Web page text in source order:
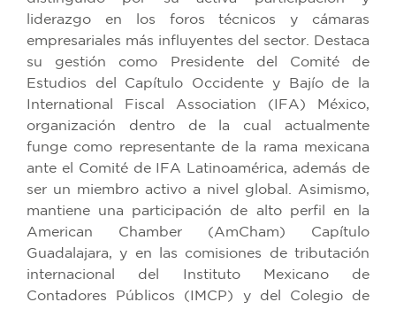
liderazgo en los foros técnicos y cámaras
empresariales más influyentes del sector. Destaca
su gestión como Presidente del Comité de
Estudios del Capítulo Occidente y Bajío de la
International Fiscal Association (IFA) México,
organización dentro de la cual actualmente
funge como representante de la rama mexicana
ante el Comité de IFA Latinoamérica, además de
ser un miembro activo a nivel global. Asimismo,
mantiene una participación de alto perfil en la
American Chamber (AmCham) Capítulo
Guadalajara, y en las comisiones de tributación
internacional del Instituto Mexicano de
Contadores Públicos (IMCP) y del Colegio de